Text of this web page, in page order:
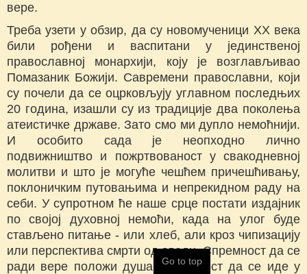
вере.
Треба узети у обзир, да су новомученици XX века
били рођени и васпитани у јединственој
православној монархији, коју је возглављивао
Помазаник Божији. Савремени православни, који
су почели да се оцрковљују углавном последњих
20 година, изашли су из традиције два поколења
атеистичке државе. Зато смо ми дупло немоћнији.
И особито сада је неопходно лично
подвижништво и пожртвованост у свакодневној
молитви и што је могуће чешћем причешћивању,
поклоничким путовањима и непрекидном раду на
себи. У супротном ће наше срце постати издајник
по својој духовној немоћи, када на улог буде
стављено питање - или хлеб, али кроз чипизацију
или перспектива смрти од глади. Спремност да се
ради вере положи душа, спремност да се иде у
Go to top